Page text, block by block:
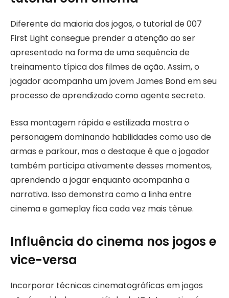
Diferente da maioria dos jogos, o tutorial de 007
First Light consegue prender a atenção ao ser
apresentado na forma de uma sequência de
treinamento típica dos filmes de ação. Assim, o
jogador acompanha um jovem James Bond em seu
processo de aprendizado como agente secreto.
Essa montagem rápida e estilizada mostra o
personagem dominando habilidades como uso de
armas e parkour, mas o destaque é que o jogador
também participa ativamente desses momentos,
aprendendo a jogar enquanto acompanha a
narrativa. Isso demonstra como a linha entre
cinema e gameplay fica cada vez mais tênue.
Influência do cinema nos jogos e
vice-versa
Incorporar técnicas cinematográficas em jogos